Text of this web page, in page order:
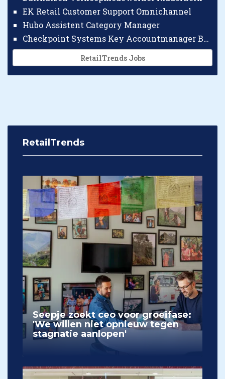
EK Retail Customer Support Omnichannel
Hubo Assistent Category Manager
Checkpoint Systems Key Accountmanager Benelux
RetailTrends Jobs
RetailTrends
Seepje zoekt ceo voor groeifase:
'We willen niet opnieuw tegen
stagnatie aanlopen'